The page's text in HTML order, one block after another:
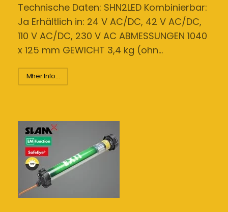
Technische Daten: SHN2LED Kombinierbar:
Ja Erhältlich in: 24 V AC/DC, 42 V AC/DC,
110 V AC/DC, 230 V AC ABMESSUNGEN 1040
x 125 mm GEWICHT 3,4 kg (ohn…
Mher Info...